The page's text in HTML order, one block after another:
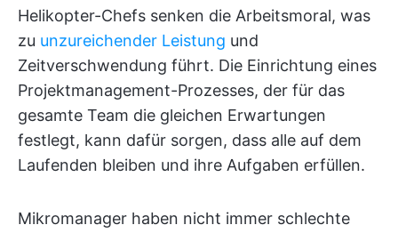
Helikopter-Chefs senken die Arbeitsmoral, was
zu unzureichender Leistung und
Zeitverschwendung führt. Die Einrichtung eines
Projektmanagement-Prozesses, der für das
gesamte Team die gleichen Erwartungen
festlegt, kann dafür sorgen, dass alle auf dem
Laufenden bleiben und ihre Aufgaben erfüllen.
Mikromanager haben nicht immer schlechte